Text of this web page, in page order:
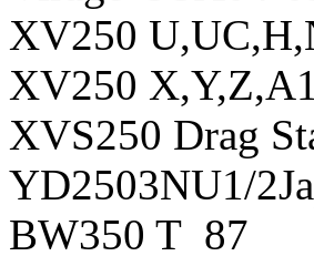
XV250
XV250
XVS250 Drag
YD2503NU1/
BW350 T 87